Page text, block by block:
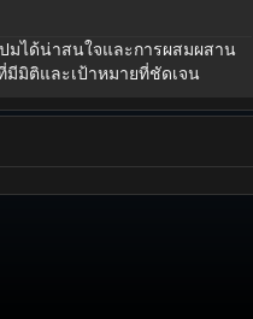
มได้น่าสนใจและการผสมผสาน
มีมิติและเป้าหมายที่ชัดเจน